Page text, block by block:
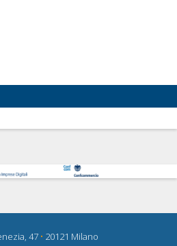
47 • 20121 Milano